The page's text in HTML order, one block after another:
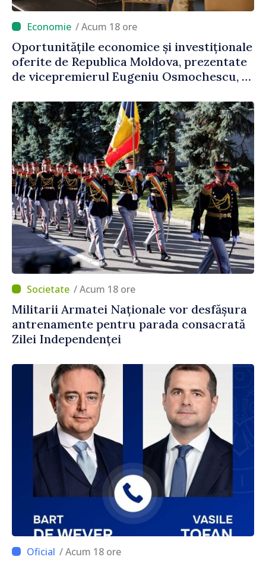
/ Acum 18 ore
Oportunitățile economice și investiționale
oferite de Republica Moldova, prezentate
de vicepremierul Eugeniu Osmochescu, la
/ Acum 18 ore
Militarii Armatei Naționale vor desfășura
antrenamente pentru parada consacrată
Zilei Independenței
/ Acum 18 ore